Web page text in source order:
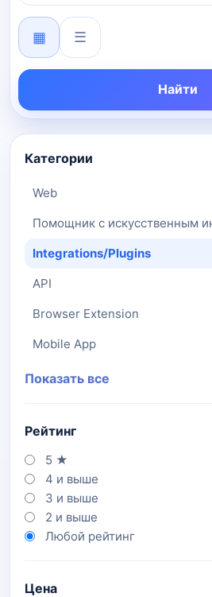
▦ ☰
Найти
Категории
Web
Помощник с искусственным
Integrations/Plugins
API
Browser Extension
Mobile App
Показать все
Рейтинг
5 ★
4 и выше
3 и выше
2 и выше
Любой рейтинг
Цена